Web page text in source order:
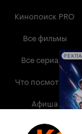
Кинопоиск PRO
Все фильмы
Все сериалы
Что посмотреть
Афиша
Музыка